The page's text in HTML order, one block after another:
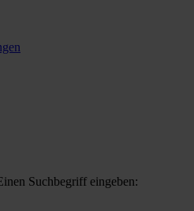
Suchbegriff eingeben: